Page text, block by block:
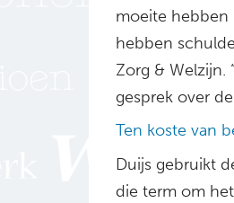
moeite hebben
hebben
Zorg & Welzijn.
gesprek over
Ten koste van
Duijs gebruikt
die term om